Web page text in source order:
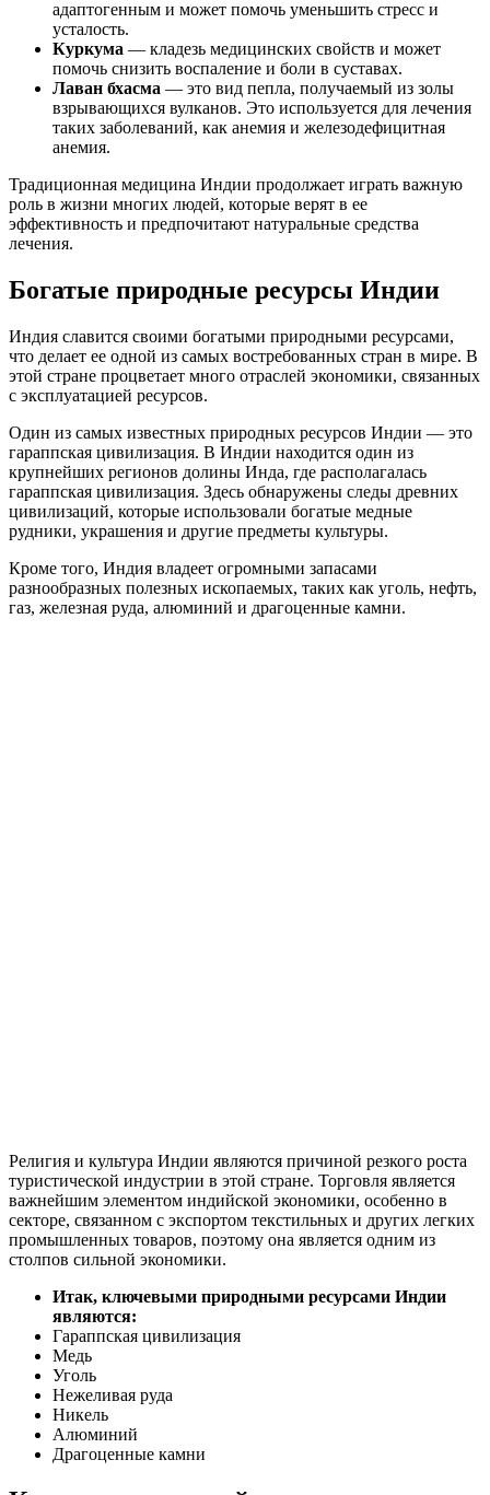
адаптогенным и может помочь уменьшить стресс и
усталость.
Куркума — кладезь медицинских свойств и может
помочь снизить воспаление и боли в суставах.
Лаван бхасма — это вид пепла, получаемый из золы
взрывающихся вулканов. Это используется для лечения
таких заболеваний, как анемия и железодефицитная
анемия.
Традиционная медицина Индии продолжает играть важную
роль в жизни многих людей, которые верят в ее
эффективность и предпочитают натуральные средства
лечения.
Богатые природные ресурсы Индии
Индия славится своими богатыми природными ресурсами,
что делает ее одной из самых востребованных стран в мире. В
этой стране процветает много отраслей экономики, связанных
с эксплуатацией ресурсов.
Один из самых известных природных ресурсов Индии — это
гараппская цивилизация. В Индии находится один из
крупнейших регионов долины Инда, где располагалась
гараппская цивилизация. Здесь обнаружены следы древних
цивилизаций, которые использовали богатые медные
рудники, украшения и другие предметы культуры.
Кроме того, Индия владеет огромными запасами
разнообразных полезных ископаемых, таких как уголь, нефть,
газ, железная руда, алюминий и драгоценные камни.
Религия и культура Индии являются причиной резкого роста
туристической индустрии в этой стране. Торговля является
важнейшим элементом индийской экономики, особенно в
секторе, связанном с экспортом текстильных и других легких
промышленных товаров, поэтому она является одним из
столпов сильной экономики.
Итак, ключевыми природными ресурсами Индии
являются:
Гараппская цивилизация
Медь
Уголь
Нежеливая руда
Никель
Алюминий
Драгоценные камни